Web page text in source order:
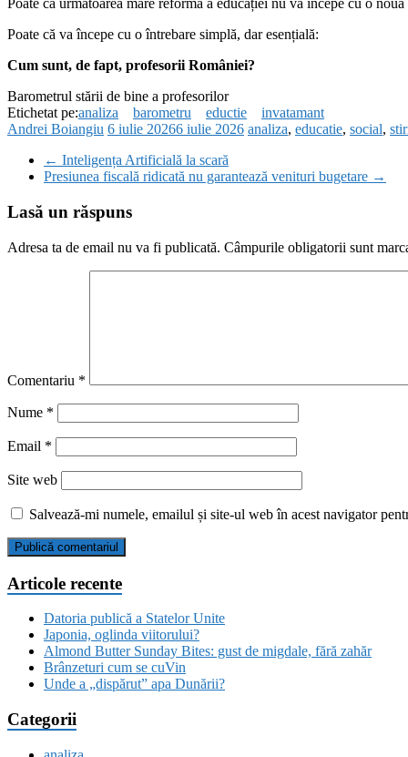
Poate că următoarea mare reformă a educației nu va începe cu o nouă
Poate că va începe cu o întrebare simplă, dar esențială:
Cum sunt, de fapt, profesorii României?
Barometrul stării de bine a profesorilor
Etichetat pe:analiza barometru eductie
invatamant
Andrei Boiangiu 6 iulie 20266 iulie 2026 analiza, educatie, social,
← Inteligența Artificială la scară
Presiunea fiscală ridicată nu garantează venituri bugetare →
Lasă un răspuns
Adresa ta de email nu va fi publicată. Câmpurile obligatorii sunt
Comentariu *
Nume *
Email *
Site web
Salvează-mi numele, emailul și site-ul web în acest navigator
Articole recente
Datoria publică a Statelor Unite
Japonia, oglinda viitorului?
Almond Butter Sunday Bites: gust de migdale, fără zahăr
Brânzeturi cum se cuVin
Unde a „dispărut” apa Dunării?
Categorii